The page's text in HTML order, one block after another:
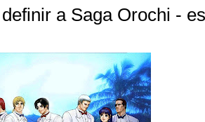
a Saga Orochi -